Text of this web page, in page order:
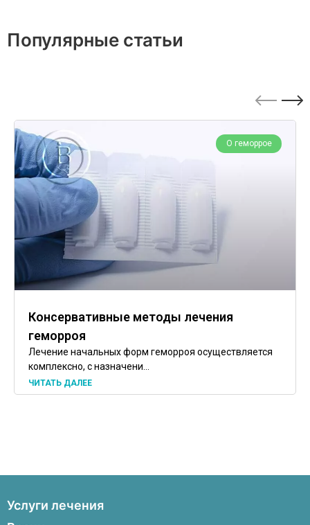
Популярные статьи
О геморрое
Консервативные методы лечения
геморроя
Лечение начальных форм геморроя осуществляется
комплексно, с назначени...
ЧИТАТЬ ДАЛЕЕ
Услуги лечения